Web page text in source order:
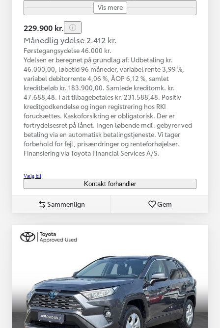
Vis mere
229.900 kr.
Månedlig ydelse 2.412 kr.
Førstegangsydelse 46.000 kr.
Ydelsen er beregnet på grundlag af: Udbetaling kr.
46.000,00, løbetid 96 måneder, variabel rente 3,99 %,
variabel debitorrente 4,06 %, ÅOP 6,12 %, samlet
kreditbeløb kr. 183.900,00. Samlede kreditomk. kr.
47.688,48. I alt tilbagebetales kr. 231.588,48. Positiv
kreditgodkendelse og ingen registrering hos RKI
forudsættes. Kaskoforsikring er obligatorisk. Der er
fortrydelsesret på lånet. Ingen løbende mdl. gebyrer ved
betaling via en automatisk betalingstjeneste. Vi tager
forbehold for fejl, prisændringer og renteforhøjelser.
Finansiering via Toyota Financial Services A/S.
Vælg bil
Kontakt forhandler
Sammenlign Gem